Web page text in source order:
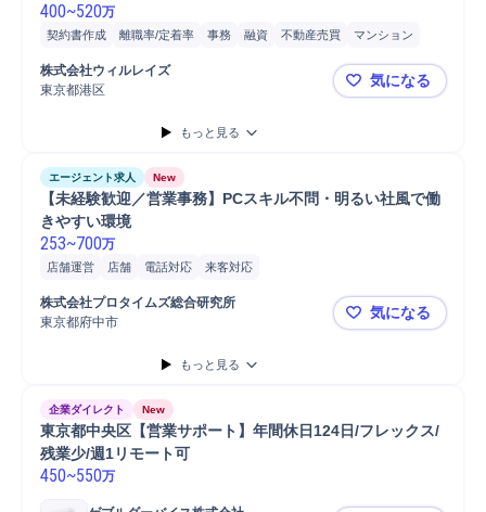
400~520万
契約書作成 離職率/定着率 事務 融資 不動産売買
マンション
営業
販売
株式会社ウィルレイズ
東京都港区
土日休み【
気になる
もっと見る
エージェント求人 New
【未経験歓迎／営業事務】PCスキル不問・明るい社風で働
きやすい環境
253~700万
店舗運営 店舗 電話対応 来客対応
株式会社プロタイムズ総合研究所
東京都府中市
【未経験歓
気になる
もっと見る
企業ダイレクト New
東京都中央区【営業サポート】年間休日124日/フレックス/
残業少/週1リモート可
450~550万